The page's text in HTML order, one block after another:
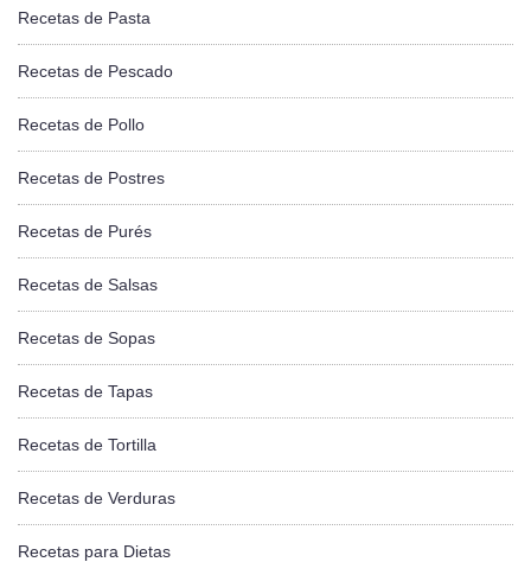
Recetas de Pasta
Recetas de Pescado
Recetas de Pollo
Recetas de Postres
Recetas de Purés
Recetas de Salsas
Recetas de Sopas
Recetas de Tapas
Recetas de Tortilla
Recetas de Verduras
Recetas para Dietas